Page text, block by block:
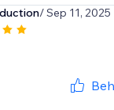
/ Sep 11, 2025